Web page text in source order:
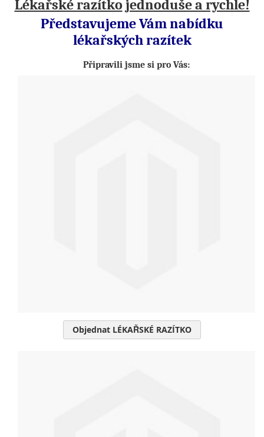
Lékařské razítko jednoduše a rychle!
Představujeme Vám nabídku
lékařských razítek
Připravili jsme si pro Vás:
Objednat LÉKAŘSKÉ RAZÍTKO